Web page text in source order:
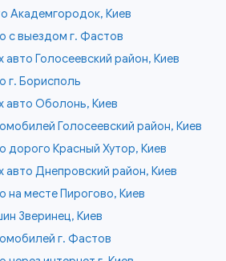
Академгородок, Киев
с выездом г. Фастов
авто Голосеевский район, Киев
г. Борисполь
авто Оболонь, Киев
Голосеевский район, Киев
дорого Красный Хутор, Киев
авто Днепровский район, Киев
на месте Пирогово, Киев
Зверинец, Киев
г. Фастов